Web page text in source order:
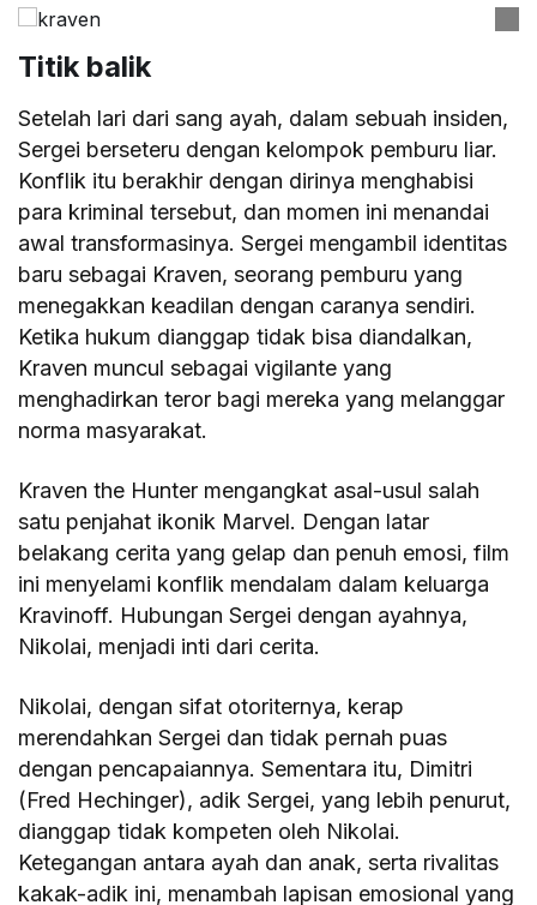
Titik balik
Setelah lari dari sang ayah, dalam sebuah insiden,
Sergei berseteru dengan kelompok pemburu liar.
Konflik itu berakhir dengan dirinya menghabisi
para kriminal tersebut, dan momen ini menandai
awal transformasinya. Sergei mengambil identitas
baru sebagai Kraven, seorang pemburu yang
menegakkan keadilan dengan caranya sendiri.
Ketika hukum dianggap tidak bisa diandalkan,
Kraven muncul sebagai vigilante yang
menghadirkan teror bagi mereka yang melanggar
norma masyarakat.
Kraven the Hunter mengangkat asal-usul salah
satu penjahat ikonik Marvel. Dengan latar
belakang cerita yang gelap dan penuh emosi, film
ini menyelami konflik mendalam dalam keluarga
Kravinoff. Hubungan Sergei dengan ayahnya,
Nikolai, menjadi inti dari cerita.
Nikolai, dengan sifat otoriternya, kerap
merendahkan Sergei dan tidak pernah puas
dengan pencapaiannya. Sementara itu, Dimitri
(Fred Hechinger), adik Sergei, yang lebih penurut,
dianggap tidak kompeten oleh Nikolai.
Ketegangan antara ayah dan anak, serta rivalitas
kakak-adik ini, menambah lapisan emosional yang